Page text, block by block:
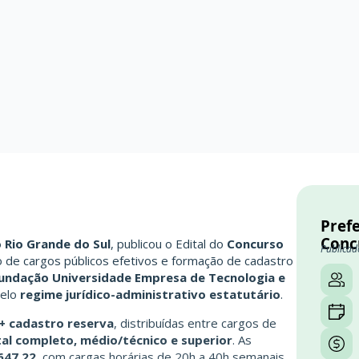
Grande do Sul, publicou o Edital do Concurso
cargos públicos efetivos e formação de cadastro
Universidade Empresa de Tecnologia e
regime jurídico-administrativo estatutário.
cadastro reserva, distribuídas entre cargos de
completo, médio/técnico e superior. As